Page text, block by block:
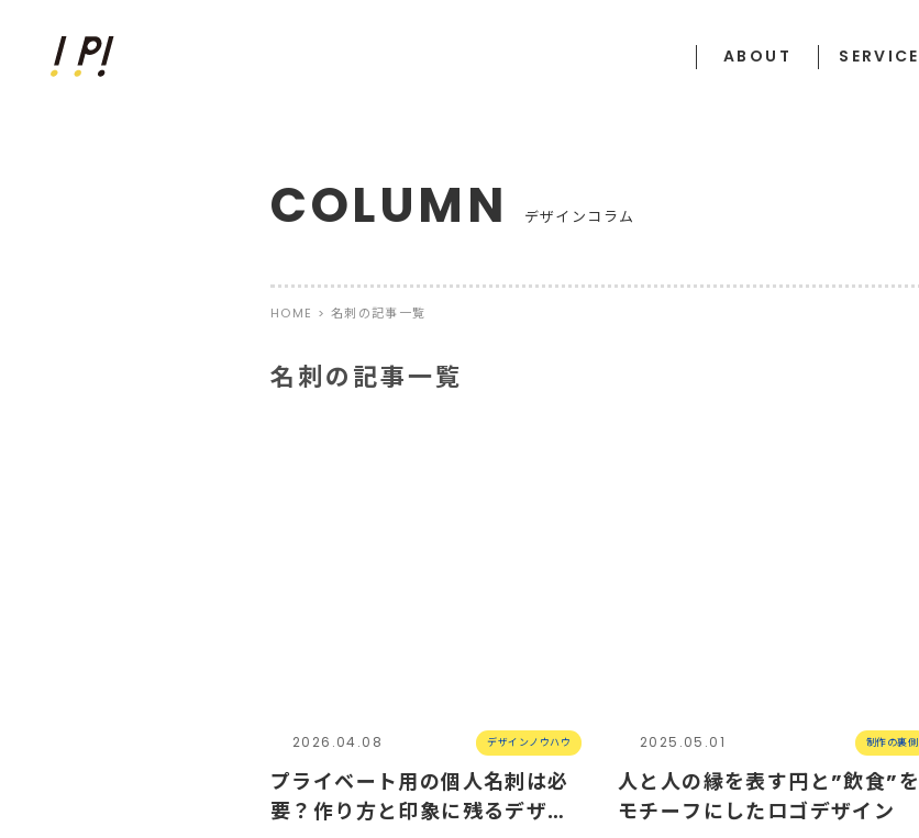
ABOUT SERVICE
COLUMN デザインコラム
HOME 名刺の記事一覧
名刺の記事一覧
2026.04.08 デザインノウハウ
プライベート用の個人名刺は必
要？作り方と印象に残るデザイ
2025.05.01 制作の裏側
人と人の縁を表す円と”飲食”を
モチーフにしたロゴデザイン